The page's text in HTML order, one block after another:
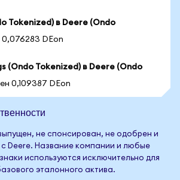
Tokenized) в Deere (Ondo
0,076283 DEon
(Ondo Tokenized) в Deere (Ondo
0,109387 DEon
не спонсирован, не одобрен и
Deere. Название компании и любые
используются исключительно для
эталонного актива.